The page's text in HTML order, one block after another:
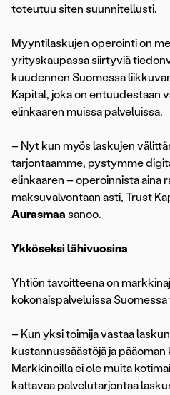
toteutuu siten suunnitellusti.
Myyntilaskujen operointi on
yrityskaupassa siirtyviä
kuudennen Suomessa
Kapital, joka on entuudestaan
elinkaaren muissa palveluissa.
– Nyt kun myös laskujen
tarjontaamme, pystymme
elinkaaren – operoinnista aina
maksuvalvontaan asti, Trust
Aurasmaa sanoo.
Ykköseksi lähivuosina
Yhtiön tavoitteena on
kokonaispalveluissa
– Kun yksi toimija vastaa
kustannussäästöjä ja
Markkinoilla ei ole muita
kattavaa palvelutarjontaa